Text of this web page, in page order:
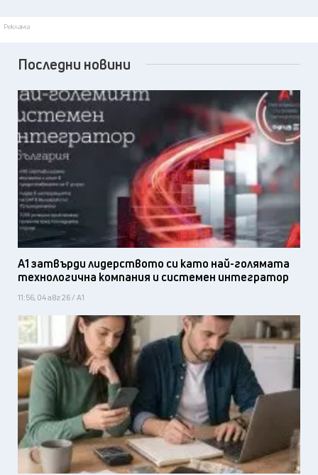
Реклама
Последни новини
А1 затвърди лидерството си като най-голямата
технологична компания и системен интегратор
11:56, 04 авг 26 / А1